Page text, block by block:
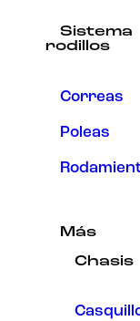
Sistema
rodillos
Correas
Poleas
Más
Chasis